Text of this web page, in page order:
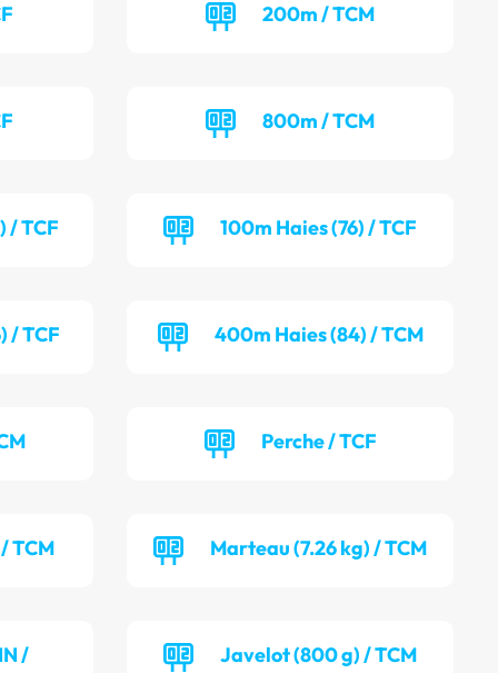
200m / TCM
800m / TCM
/ TCF 100m Haies (76) / TCF
/ TCF 400m Haies (84) / TCM
Perche / TCF
TCM Marteau (7.26 kg) / TCM
/ Javelot (800 g) / TCM